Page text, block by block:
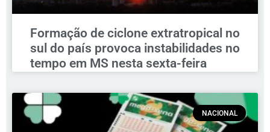
Formação de ciclone extratropical no
sul do país provoca instabilidades no
tempo em MS nesta sexta-feira
NACIONAL